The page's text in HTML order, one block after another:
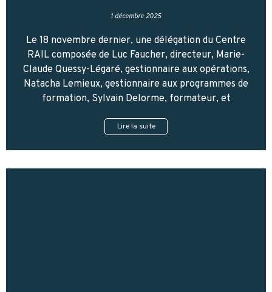
1 décembre 2025
Le 18 novembre dernier, une délégation du Centre
RAIL composée de Luc Faucher, directeur, Marie-
Claude Quessy-Légaré, gestionnaire aux opérations,
Natacha Lemieux, gestionnaire aux programmes de
formation, Sylvain Delorme, formateur, et
Lire la suite